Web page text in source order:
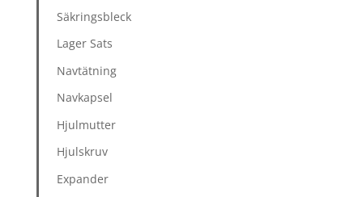
Säkringsbleck
Lager Sats
Navtätning
Navkapsel
Hjulmutter
Hjulskruv
Expander